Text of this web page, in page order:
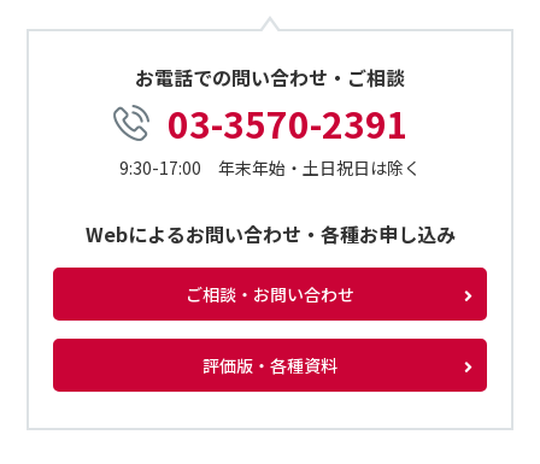
お電話での問い合わせ・ご相談
03-3570-2391
9:30-17:00 年末年始・土日祝日は除く
Webによるお問い合わせ・各種お申し込み
ご相談・お問い合わせ
評価版・各種資料